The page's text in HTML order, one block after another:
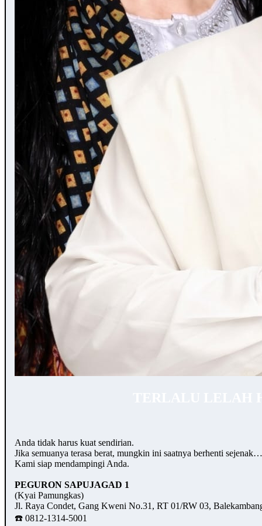
Anda tidak harus kuat sendirian.
Jika semuanya terasa berat, mungkin ini saatnya berhenti
Kami siap mendampingi Anda.
PEGURON SAPUJAGAD 1
(Kyai Pamungkas)
Jl. Raya Condet, Gang Kweni No.31, RT 01/RW 03,
☎️ 0812-1314-5001